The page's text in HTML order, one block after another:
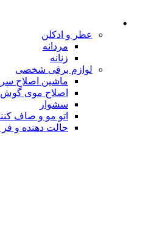
عطر و ادکلن
مردانه
زنانه
لوازم برقی شخصی
ماشین اصلاح
اصلاح موی گوش،
سشوار
اتو مو و صاف
حالت دهنده و فر